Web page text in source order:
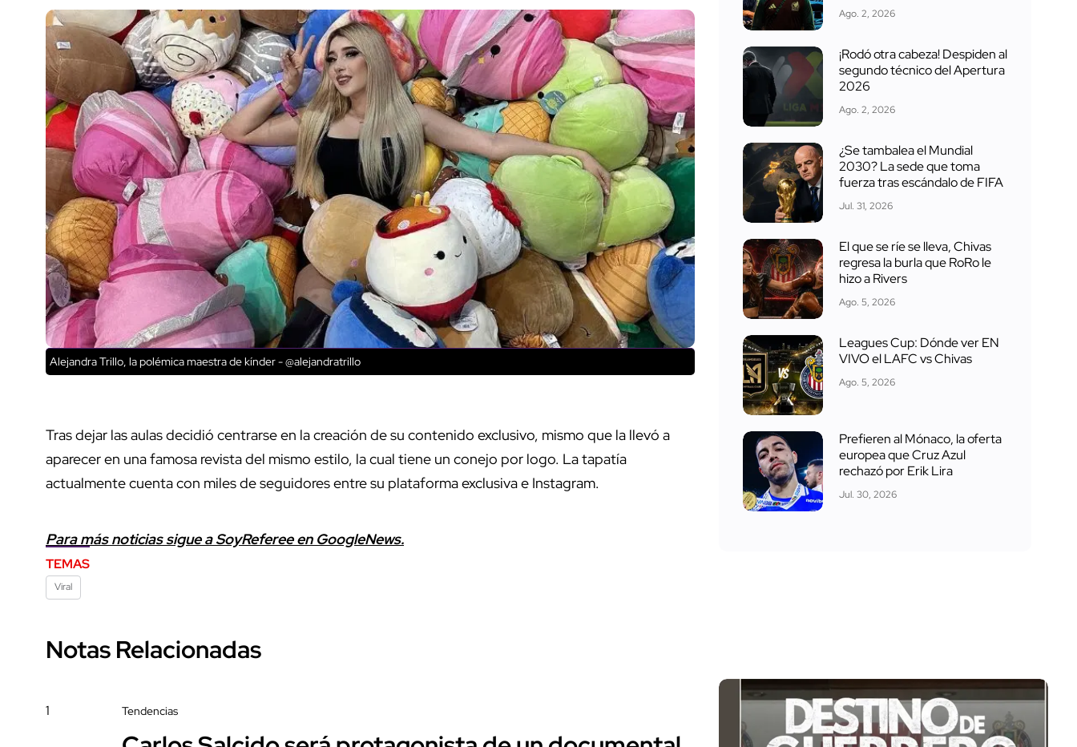
Alejandra Trillo, la polémica maestra de kínder - @alejandratrillo
Tras dejar las aulas decidió centrarse en la creación de su contenido exclusivo, mismo que la llevó a
aparecer en una famosa revista del mismo estilo, la cual tiene un conejo por logo. La tapatía
actualmente cuenta con miles de seguidores entre su plataforma exclusiva e Instagram.
Para más noticias sigue a SoyReferee en GoogleNews.
TEMAS
Viral
Notas Relacionadas
1 Tendencias
Ago. 2, 2026
¡Rodó otra cabeza! Despiden al
segundo técnico del Apertura
2026
Ago. 2, 2026
¿Se tambalea el Mundial
2030? La sede que toma
fuerza tras escándalo de FIFA
Jul. 31, 2026
El que se ríe se lleva, Chivas
regresa la burla que RoRo le
hizo a Rivers
Ago. 5, 2026
Leagues Cup: Dónde ver EN
VIVO el LAFC vs Chivas
Ago. 5, 2026
Prefieren al Mónaco, la oferta
europea que Cruz Azul
rechazó por Erik Lira
Jul. 30, 2026